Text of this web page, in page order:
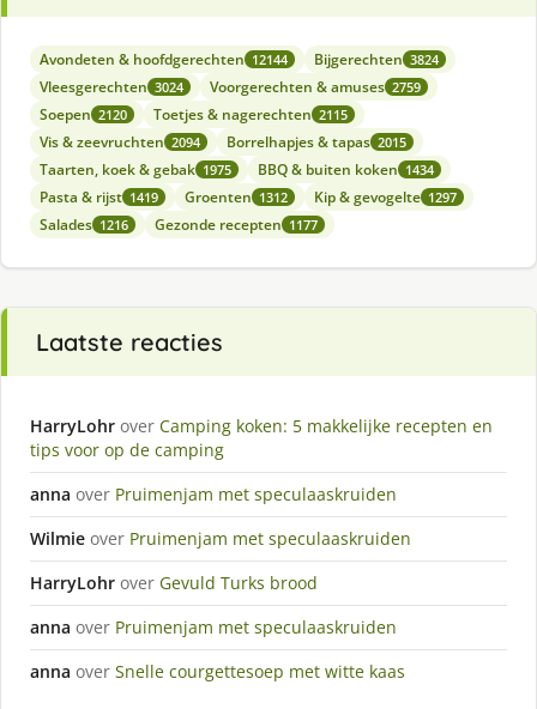
Avondeten & hoofdgerechten 12144 Bijgerechten 3824
Vleesgerechten 3024 Voorgerechten & amuses 2759
Soepen 2120 Toetjes & nagerechten 2115
Vis & zeevruchten 2094 Borrelhapjes & tapas 2015
Taarten, koek & gebak 1975 BBQ & buiten koken 1434
Pasta & rijst 1419 Groenten 1312 Kip & gevogelte 1297
Salades 1216 Gezonde recepten 1177
Laatste reacties
HarryLohr over Camping koken: 5 makkelijke recepten en
tips voor op de camping
anna over Pruimenjam met speculaaskruiden
Wilmie over Pruimenjam met speculaaskruiden
HarryLohr over Gevuld Turks brood
anna over Pruimenjam met speculaaskruiden
anna over Snelle courgettesoep met witte kaas